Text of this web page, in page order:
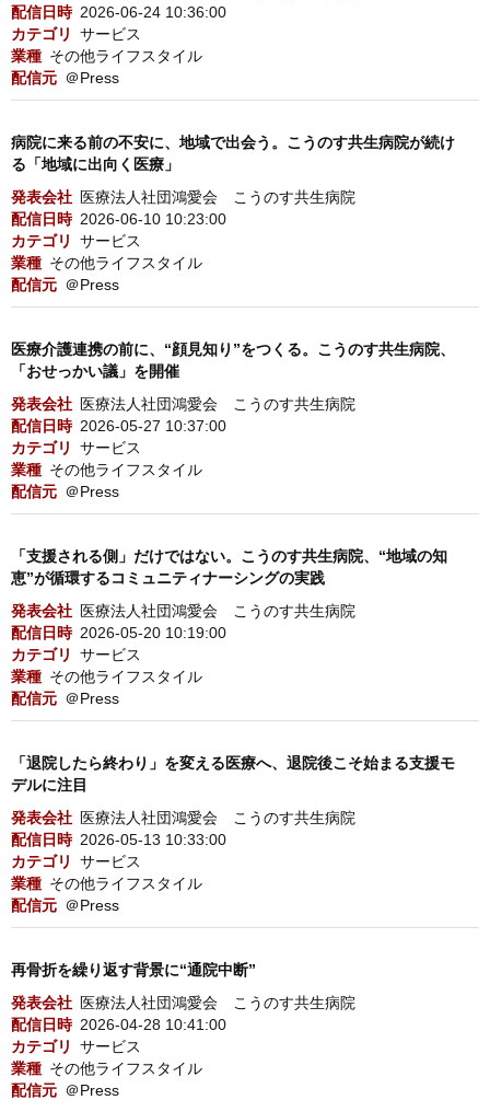
配信日時 2026-06-24 10:36:00
カテゴリ
サービス
業種 その他ライフスタイル
配信元 ＠Press
病院に来る前の不安に、地域で出会う。こうのす共生病院が続け
る「地域に出向く医療」
発表会社 医療法人社団鴻愛会 こうのす共生病院
配信日時 2026-06-10 10:23:00
カテゴリ
サービス
業種 その他ライフスタイル
配信元 ＠Press
医療介護連携の前に、“顔見知り”をつくる。こうのす共生病院、
「おせっかい議」を開催
発表会社 医療法人社団鴻愛会 こうのす共生病院
配信日時 2026-05-27 10:37:00
カテゴリ
サービス
業種 その他ライフスタイル
配信元 ＠Press
「支援される側」だけではない。こうのす共生病院、“地域の知
恵”が循環するコミュニティナーシングの実践
発表会社 医療法人社団鴻愛会 こうのす共生病院
配信日時 2026-05-20 10:19:00
カテゴリ
サービス
業種 その他ライフスタイル
配信元 ＠Press
「退院したら終わり」を変える医療へ、退院後こそ始まる支援モ
デルに注目
発表会社 医療法人社団鴻愛会 こうのす共生病院
配信日時 2026-05-13 10:33:00
カテゴリ
サービス
業種 その他ライフスタイル
配信元 ＠Press
再骨折を繰り返す背景に“通院中断”
発表会社 医療法人社団鴻愛会 こうのす共生病院
配信日時 2026-04-28 10:41:00
カテゴリ
サービス
業種 その他ライフスタイル
配信元 ＠Press